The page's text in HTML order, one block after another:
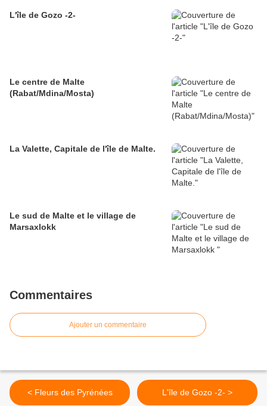
L'île de Gozo -2-
Le centre de Malte
(Rabat/Mdina/Mosta)
La Valette, Capitale de l'île de Malte.
Le sud de Malte et le village de
Marsaxlokk
Commentaires
Ajouter un commentaire
< Fleurs des Pyrénées L'île de Gozo -2- >